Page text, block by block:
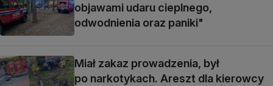
objawami udaru cieplnego,
odwodnienia oraz paniki"
Miał zakaz prowadzenia, był
po narkotykach. Areszt dla kierowcy